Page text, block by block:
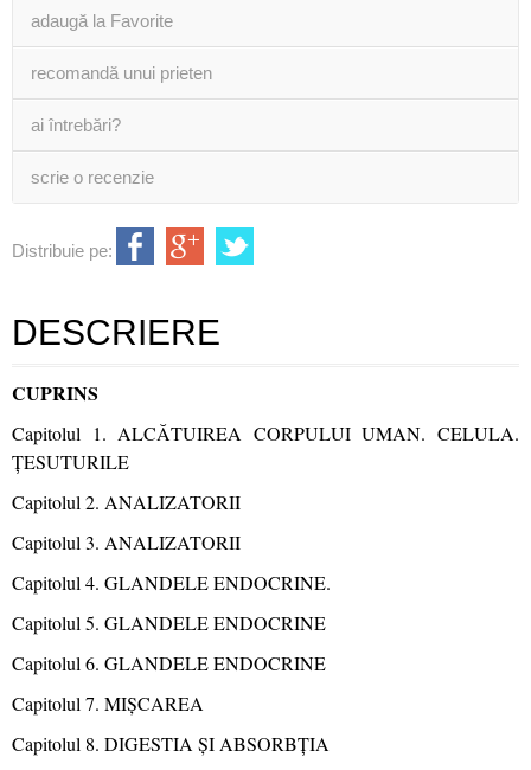
adaugă la Favorite
recomandă unui prieten
ai întrebări?
scrie o recenzie
Distribuie pe:
DESCRIERE
CUPRINS
Capitolul 1. ALCĂTUIREA CORPULUI UMAN. CELULA.
ȚESUTURILE
Capitolul 2. ANALIZATORII
Capitolul 3. ANALIZATORII
Capitolul 4. GLANDELE ENDOCRINE.
Capitolul 5. GLANDELE ENDOCRINE
Capitolul 6. GLANDELE ENDOCRINE
Capitolul 7. MIȘCAREA
Capitolul 8. DIGESTIA ȘI ABSORBȚIA